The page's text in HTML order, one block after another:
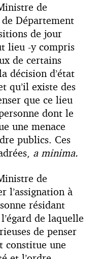
de
Département
de jour
lieu -y compris
de certains
décision d’état
qu’il existe des
que ce lieu
dont le
une menace
publics. Ces
a minima.
de
l’assignation à
résidant
de laquelle
de penser
constitue une